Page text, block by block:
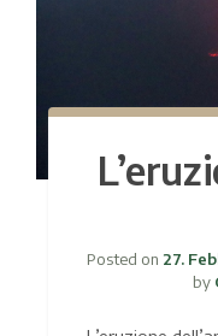
Posted on 27.
by